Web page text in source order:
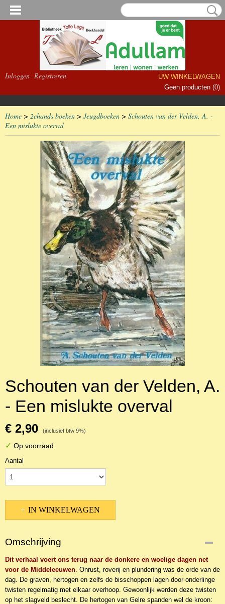
Inloggen Registreren
UW WINKELWAGEN
Geen producten (0)
Home > 2ehands boeken > Jeugdboeken > Schouten van der Velden, A. -
Een mislukte overval
Schouten van der Velden, A.
- Een mislukte overval
€ 2,90 (inclusief btw 9%)
✓ Op voorraad
Aantal
IN WINKELWAGEN
Omschrijving
Dit verhaal voert ons terug naar de donkere en woelige dagen net
voor de Middeleeuwen. Onrust, roverij en plundering was de orde van de
dag. De graven, hertogen en zelfs de bisschoppen lagen door onderlinge
twisten regelmatig met elkaar overhoop. Gewoonlijk werden deze twisten
op het slagveld beslecht. De hertogen van Gelre spanden wel de kroon: